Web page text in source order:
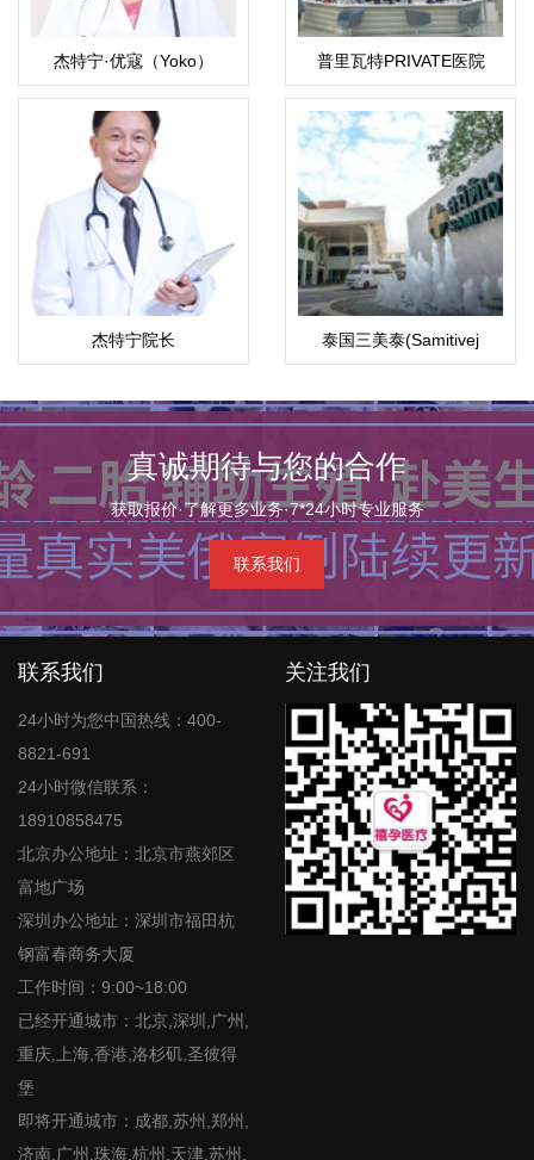
杰特宁·优寇（Yoko） 普里瓦特PRIVATE医院
杰特宁院长
·Pol.Lt.Gen.Jongjate
泰国三美泰(Samitivej
Hospital)
真诚期待与您的合作
获取报价·了解更多业务·7*24小时专业服务
联系我们
联系我们
24小时为您中国热线：400-
8821-691
24小时微信联系：
18910858475
北京办公地址：北京市燕郊区
富地广场
深圳办公地址：深圳市福田杭
钢富春商务大厦
工作时间：9:00~18:00
已经开通城市：北京,深圳,广州,
重庆,上海,香港,洛杉矶,圣彼得
堡
即将开通城市：成都,苏州,郑州,
济南,广州,珠海,杭州,天津,苏州,
关注我们